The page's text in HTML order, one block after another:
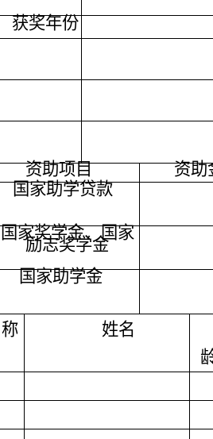
获奖年份
资助项目
资助
国家助学贷款
国家奖学金、国家
励志奖学金
国家助学金
称
姓名